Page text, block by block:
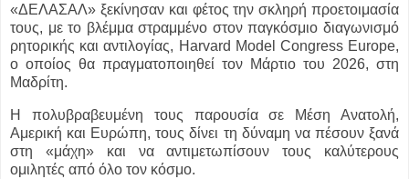
«ΔΕΛΑΣΑΛ» ξεκίνησαν και φέτος την σκληρή προετοιμασία
τους, με το βλέμμα στραμμένο στον παγκόσμιο διαγωνισμό
ρητορικής και αντιλογίας, Harvard Model Congress Europe,
ο οποίος θα πραγματοποιηθεί τον Μάρτιο του 2026, στη
Μαδρίτη.
Η πολυβραβευμένη τους παρουσία σε Μέση Ανατολή,
Αμερική και Ευρώπη, τους δίνει τη δύναμη να πέσουν ξανά
στη «μάχη» και να αντιμετωπίσουν τους καλύτερους
ομιλητές από όλο τον κόσμο.